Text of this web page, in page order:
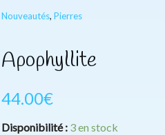
Nouveautés, Pierres
Apophyllite
44.00€
Disponibilité : 3 en stock
de